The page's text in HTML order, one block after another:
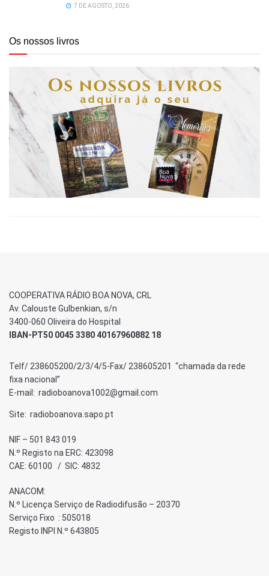
7 DE AGOSTO, 2026
Os nossos livros
COOPERATIVA RÁDIO BOA NOVA, CRL
Av. Calouste Gulbenkian, s/n
3400-060 Oliveira do Hospital
IBAN-PT50 0045 3380 40167960882 18
Telf/ 238605200/2/3/4/5-Fax/ 238605201 “chamada da rede
fixa nacional”
E-mail: radioboanova1002@gmail.com
Site: radioboanova.sapo.pt
NIF – 501 843 019
N.º Registo na ERC: 423098
CAE: 60100 / SIC: 4832
ANACOM:
N.º Licença Serviço de Radiodifusão – 20370
Serviço Fixo : 505018
Registo INPI N.º 643805